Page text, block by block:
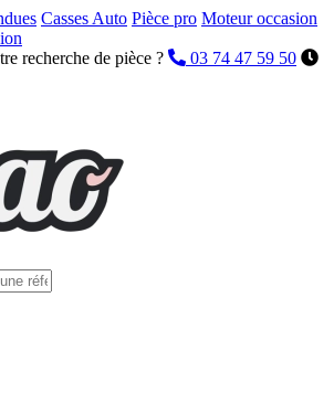
Casses Auto Pièce pro Moteur occasion
recherche de pièce ?
03 74 47 59 50